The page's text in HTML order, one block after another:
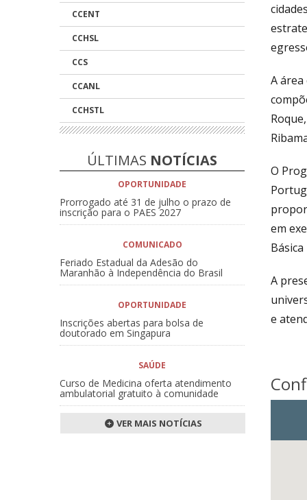
CCENT
CCHSL
CCS
CCANL
CCHSTL
ÚLTIMAS NOTÍCIAS
OPORTUNIDADE
Prorrogado até 31 de julho o prazo de
inscrição para o PAES 2027
COMUNICADO
Feriado Estadual da Adesão do
Maranhão à Independência do Brasil
OPORTUNIDADE
Inscrições abertas para bolsa de
doutorado em Singapura
SAÚDE
Curso de Medicina oferta atendimento
ambulatorial gratuito à comunidade
VER MAIS NOTÍCIAS
A
O
em
A
e